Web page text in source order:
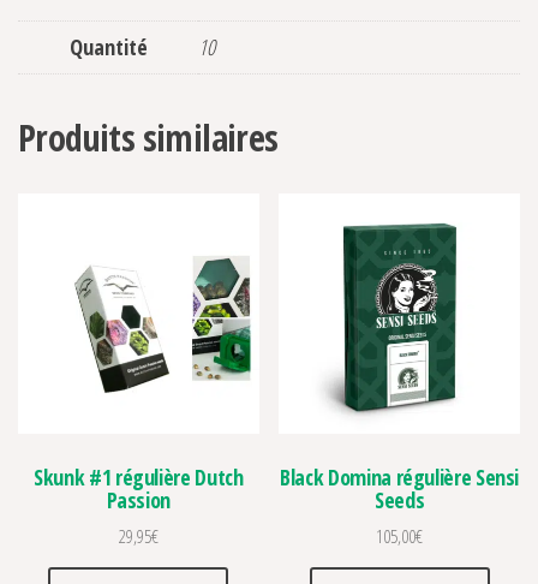
Quantité 10
Produits similaires
Skunk #1 régulière Dutch
Passion
29,95€
Ce produit a plusieurs variations. Les
Black Domina régulière Sensi
Seeds
105,00€
Ce